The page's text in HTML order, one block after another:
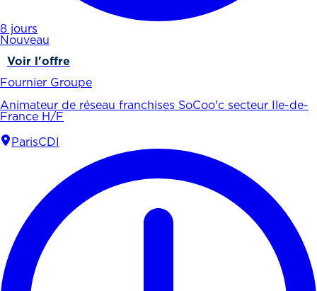
8 jours
Nouveau
Voir l'offre
Fournier Groupe
Animateur de réseau franchises SoCoo'c secteur Ile-de-
France H/F
ParisCDI